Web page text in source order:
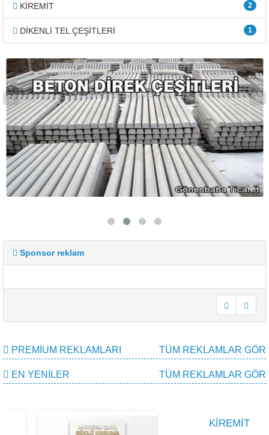
2
KİREMİT
1
DİKENLİ TEL ÇEŞİTLERİ
Sponsor reklam
PREMIUM REKLAMLARI TÜM REKLAMLAR GÖR
EN YENILER TÜM REKLAMLAR GÖR